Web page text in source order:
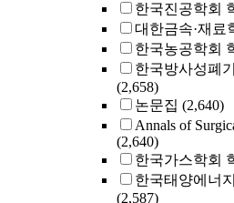
한국진공학회
대한금속·재료
한국농공학회
한국방사성폐
(2,658)
논문집 (2,640)
Annals of
(2,640)
한국가스학회
한국태양에너
(2,587)